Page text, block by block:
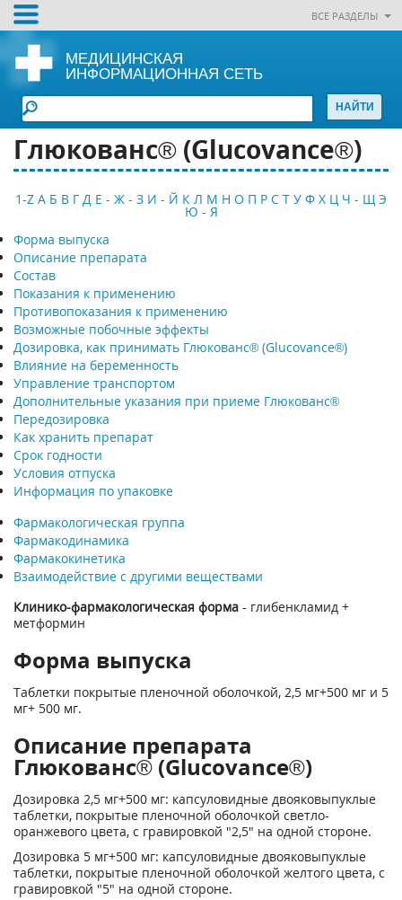
ВСЕ РАЗДЕЛЫ
МЕДИЦИНСКАЯ
ИНФОРМАЦИОННАЯ СЕТЬ
Глюкованс® (Glucovance®)
1-Z А Б В Г Д Е - Ж - З И - Й К Л М Н О П Р С Т У Ф Х Ц Ч - Щ Э
Ю - Я
Форма выпуска
Описание препарата
Состав
Показания к применению
Противопоказания к применению
Возможные побочные эффекты
Дозировка, как принимать Глюкованс® (Glucovance®)
Влияние на беременность
Управление транспортом
Дополнительные указания при приеме Глюкованс®
Передозировка
Как хранить препарат
Срок годности
Условия отпуска
Информация по упаковке
Фармакологическая группа
Фармакодинамика
Фармакокинетика
Взаимодействие с другими веществами
Клинико-фармакологическая форма - глибенкламид +
метформин
Форма выпуска
Таблетки покрытые пленочной оболочкой, 2,5 мг+500 мг и 5
мг+ 500 мг.
Описание препарата
Глюкованс® (Glucovance®)
Дозировка 2,5 мг+500 мг: капсуловидные двояковыпуклые
таблетки, покрытые пленочной оболочкой светло-
оранжевого цвета, с гравировкой "2,5" на одной стороне.
Дозировка 5 мг+500 мг: капсуловидные двояковыпуклые
таблетки, покрытые пленочной оболочкой желтого цвета, с
гравировкой "5" на одной стороне.